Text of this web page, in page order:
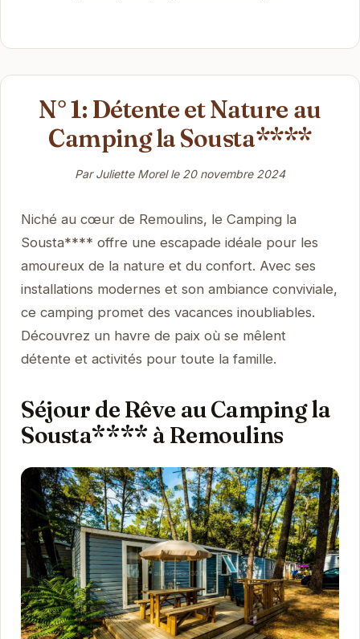
N° 1: Détente et Nature au
Camping la Sousta****
Par Juliette Morel le 20 novembre 2024
Niché au cœur de Remoulins, le Camping la
Sousta**** offre une escapade idéale pour les
amoureux de la nature et du confort. Avec ses
installations modernes et son ambiance conviviale,
ce camping promet des vacances inoubliables.
Découvrez un havre de paix où se mêlent
détente et activités pour toute la famille.
Séjour de Rêve au Camping la
Sousta**** à Remoulins